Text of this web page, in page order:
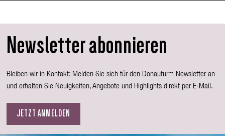
Newsletter abonnieren
Bleiben wir in Kontakt: Melden Sie sich für den Donauturm Newsletter an
und erhalten Sie Neuigkeiten, Angebote und Highlights direkt per E-Mail.
JETZT ANMELDEN